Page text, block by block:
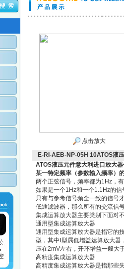
点击放大
E-RI-AEB-NP-05H 10ATOS液
ATOS液压元件意大利进口放大
某一特定频率（参数输入频率）
两个正弦信号，频率都为1Hz，
如果是一个1Hz和一个1.1Hz的
只有与参考信号频全一致的信号
低通滤波器，那么所有的交流信
集成运算放大器主要类别下面对
通用型集成运算放大器
通用型集成运算放大器是指它的
型，其中Ⅰ型属低增益运算放大
压在2mV左右，开环增益一般大
高精度集成运算放大器
高精度集成运算放大器是指那些